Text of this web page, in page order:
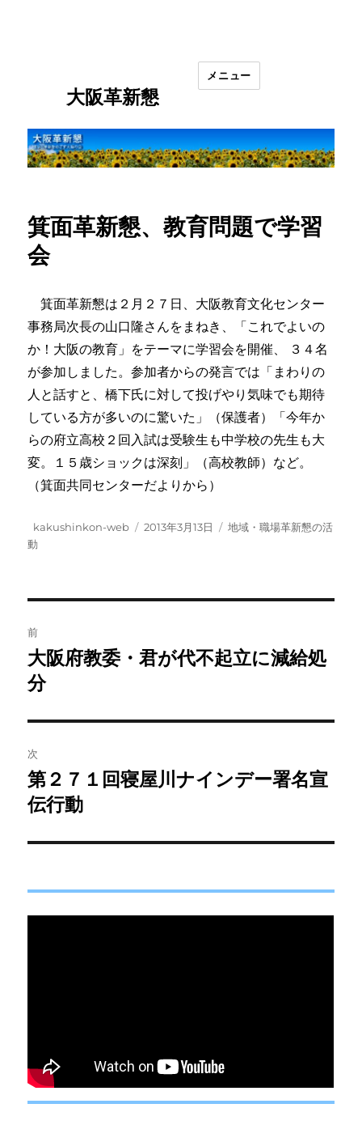
大阪革新懇
メニュー
箕面革新懇、教育問題で学習
会
箕面革新懇は２月２７日、大阪教育文化センター
事務局次長の山口隆さんをまねき、「これでよいの
か！大阪の教育」をテーマに学習会を開催、 ３４名
が参加しました。参加者からの発言では「まわりの
人と話すと、橋下氏に対して投げやり気味でも期待
している方が多いのに驚いた」（保護者）「今年か
らの府立高校２回入試は受験生も中学校の先生も大
変。１５歳ショックは深刻」（高校教師）など。
（箕面共同センターだよりから）
投
稿
kakushinkon-web
投
2013年3月13日
カ
地域・職場革新懇の活
動
稿
ナ
ビ
ゲ
ー
シ
ン
前
前
の
稿:
大阪府教委・君が代不起立に減給処
分
次
次
の
稿:
第２７１回寝屋川ナインデー署名宣
伝行動